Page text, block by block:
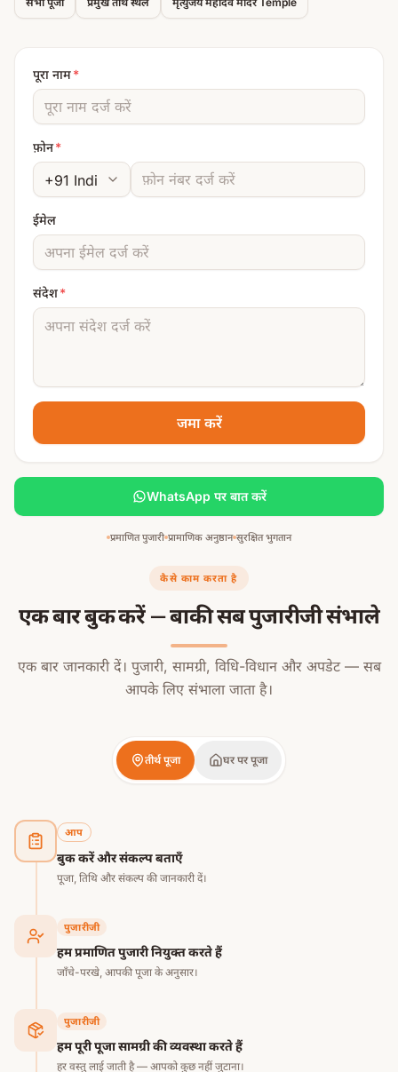
पूरा नाम*
फ़ोन*
ईमेल
संदेश*
जमा करें
WhatsApp पर बात करें
प्रमाणित पुजारी प्रामाणिक अनुष्ठान सुरक्षित भुगतान
कैसे काम करता है
एक बार बुक करें — बाकी सब पुजारीजी संभाले
एक बार जानकारी दें। पुजारी, सामग्री, विधि-विधान और अपडेट — सब
आपके लिए संभाला जाता है।
तीर्थ पूजा घर पर पूजा
आप
बुक करें और संकल्प बताएँ
पूजा, तिथि और संकल्प की जानकारी दें।
पुजारीजी
हम प्रमाणित पुजारी नियुक्त करते हैं
जाँचे-परखे, आपकी पूजा के अनुसार।
पुजारीजी
हम पूरी पूजा सामग्री की व्यवस्था करते हैं
हर वस्तु लाई जाती है — आपको कुछ नहीं जुटाना।